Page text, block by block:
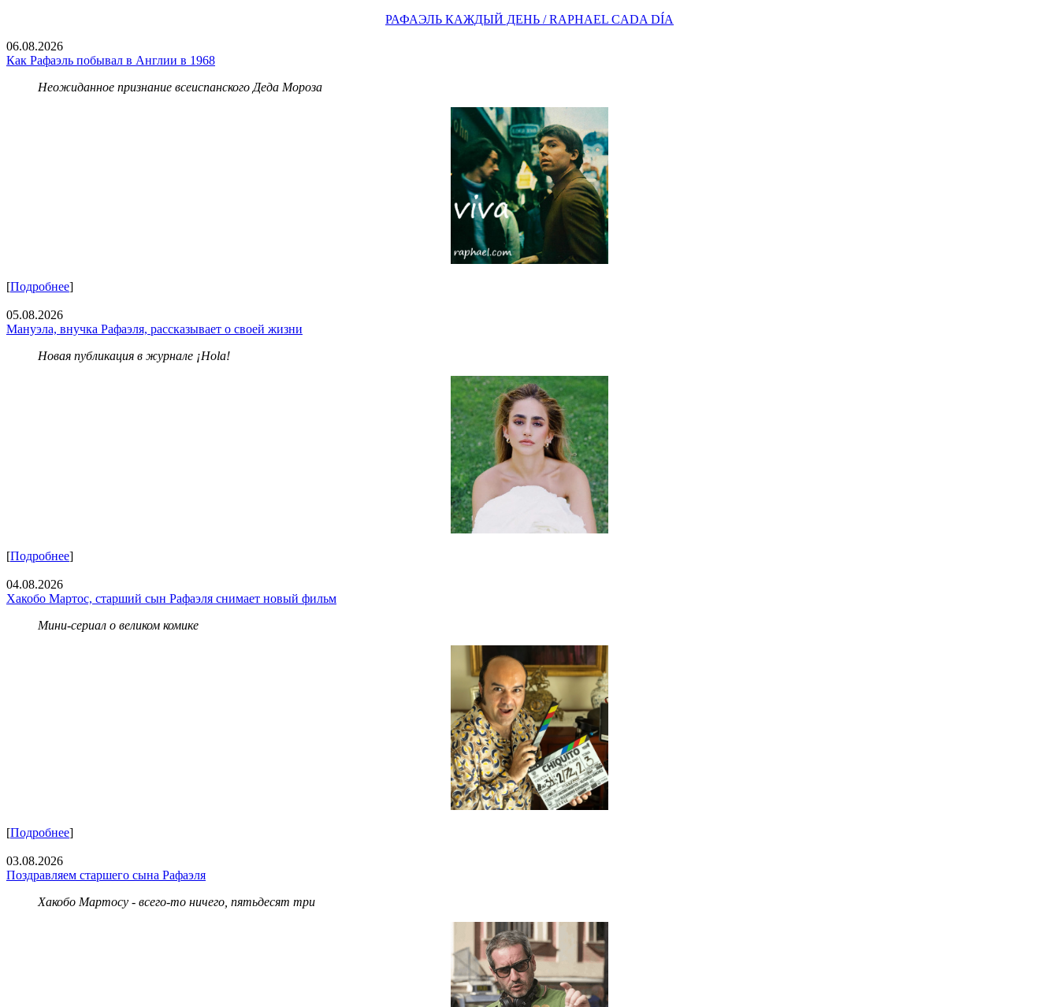
РАФАЭЛЬ КАЖДЫЙ ДЕНЬ / RAPHAEL CADA DÍA
06.08.2026
Как Рафаэль побывал в Англии в 1968
Неожиданное признание всеиспанского Деда Мороза
[Подробнее]
05.08.2026
Мануэла, внучка Рафаэля, рассказывает о своей жизни
Новая публикация в журнале ¡Hola!
[Подробнее]
04.08.2026
Хакобо Мартос, старший сын Рафаэля снимает новый фильм
Мини-сериал о великом комике
[Подробнее]
03.08.2026
Поздравляем старшего сына Рафаэля
Хакобо Мартосу - всего-то ничего, пятьдесят три